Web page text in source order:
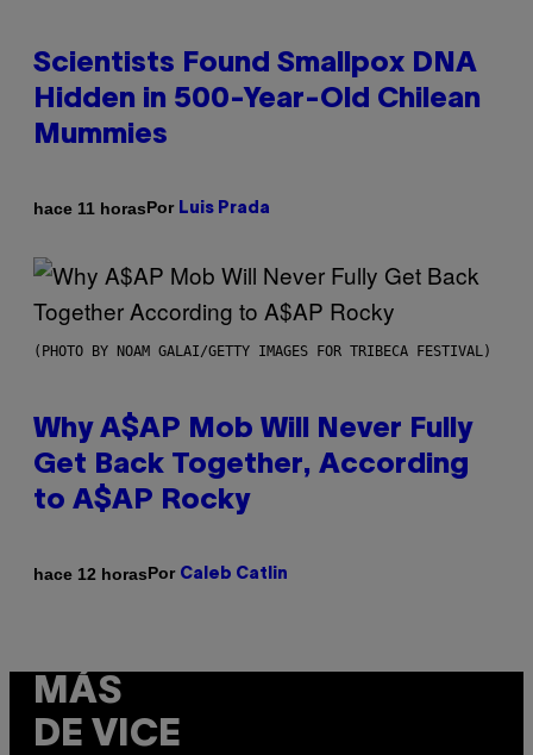
Scientists Found Smallpox DNA
Hidden in 500-Year-Old Chilean
Mummies
hace 11 horasPor Luis Prada
(PHOTO BY NOAM GALAI/GETTY IMAGES FOR TRIBECA FESTIVAL)
Why A$AP Mob Will Never Fully
Get Back Together, According
to A$AP Rocky
hace 12 horasPor Caleb Catlin
MÁS
DE VICE